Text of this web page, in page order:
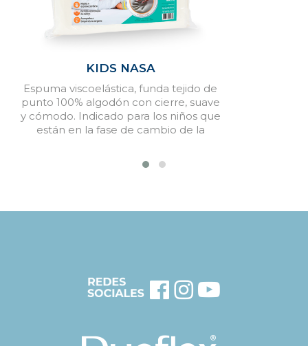
KIDS NASA
Espuma viscoelástica, funda tejido de
punto 100% algodón con cierre, suave
y cómodo. Indicado para los niños que
están en la fase de cambio de la